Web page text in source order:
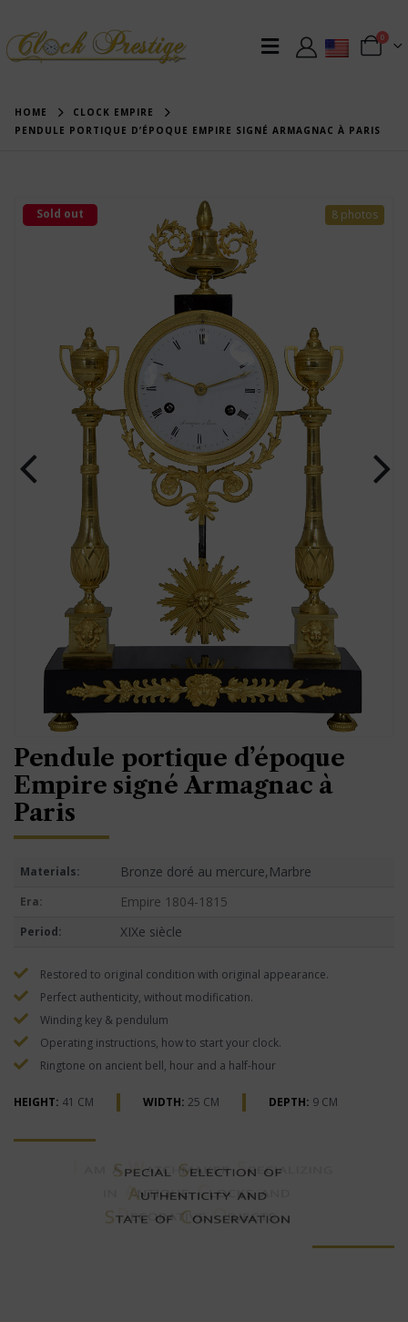
0
HOME
CLOCK EMPIRE
PENDULE PORTIQUE D’ÉPOQUE EMPIRE SIGNÉ ARMAGNAC À PARIS
8 photos
Sold out
Pendule portique d’époque
Empire signé Armagnac à
Paris
Materials: Bronze doré au mercure,Marbre
Era: Empire 1804-1815
Period: XIXe siècle
Restored to original condition with original appearance.
Perfect authenticity, without modification.
Winding key & pendulum
Operating instructions, how to start your clock.
Ringtone on ancient bell, hour and a half-hour
HEIGHT: 41 CM WIDTH: 25 CM DEPTH: 9 CM